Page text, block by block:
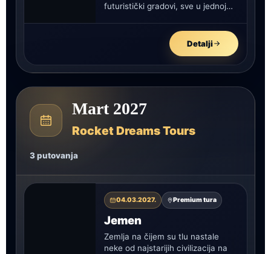
futuristički gradovi, sve u jednoj
Detalji
Mart 2027
Rocket Dreams Tours
3 putovanja
04.03.2027. Premium tura
Jemen
Zemlja na čijem su tlu nastale
neke od najstarijih civilizacija na